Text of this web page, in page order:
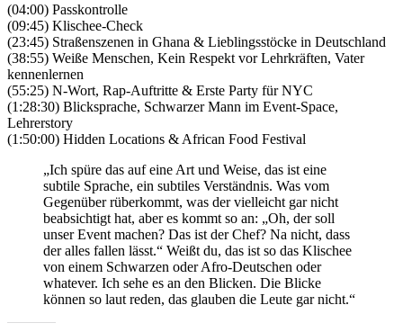
(04:00) Passkontrolle
(09:45) Klischee-Check
(23:45) Straßenszenen in Ghana & Lieblingsstöcke in Deutschland
(38:55) Weiße Menschen, Kein Respekt vor Lehrkräften, Vater
kennenlernen
(55:25) N-Wort, Rap-Auftritte & Erste Party für NYC
(1:28:30) Blicksprache, Schwarzer Mann im Event-Space,
Lehrerstory
(1:50:00) Hidden Locations & African Food Festival
„Ich spüre das auf eine Art und Weise, das ist eine
subtile Sprache, ein subtiles Verständnis. Was vom
Gegenüber rüberkommt, was der vielleicht gar nicht
beabsichtigt hat, aber es kommt so an: „Oh, der soll
unser Event machen? Das ist der Chef? Na nicht, dass
der alles fallen lässt.“ Weißt du, das ist so das Klischee
von einem Schwarzen oder Afro-Deutschen oder
whatever. Ich sehe es an den Blicken. Die Blicke
können so laut reden, das glauben die Leute gar nicht.“